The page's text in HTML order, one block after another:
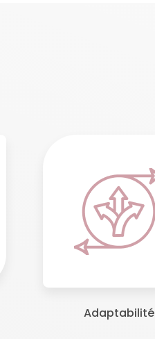
Adaptabilité